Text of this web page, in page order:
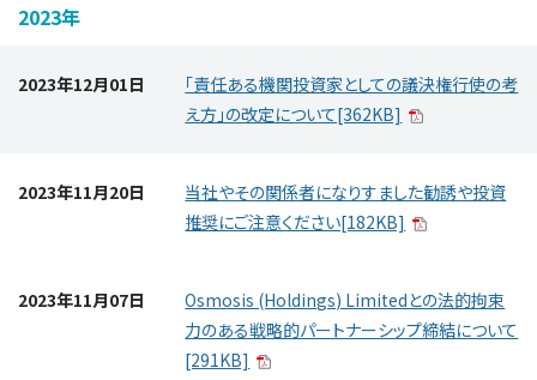
2023年
2023年12月01日
「責任ある機関投資家としての議決権行使の考
え方」の改定について[362KB]
2023年11月20日
当社やその関係者になりすました勧誘や投資
推奨にご注意ください[182KB]
2023年11月07日
Osmosis (Holdings) Limitedとの法的拘束
力のある戦略的パートナーシップ締結について
[291KB]